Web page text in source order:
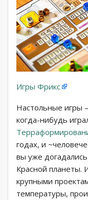
Игры Фрикс
Настольные игры
когда-нибудь
годах, и
вы уже
Красной планеты.
крупными
температуры,